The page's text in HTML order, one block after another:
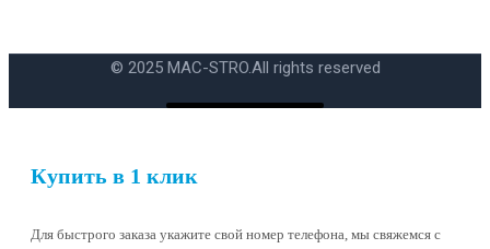
© 2025 MAC-STRO.All rights reserved
Купить в 1 клик
Для быстрого заказа укажите свой номер телефона, мы свяжемся с